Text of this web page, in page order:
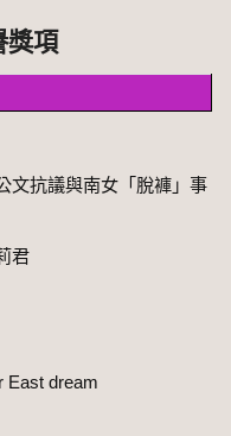
獎項
文抗議與南女「脫褲」事
君
East dream